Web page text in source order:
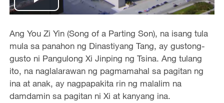
Play
Video
Ang You Zi Yin (Song of a Parting Son), na isang tula
mula sa panahon ng Dinastiyang Tang, ay gustong-
gusto ni Pangulong Xi Jinping ng Tsina. Ang tulang
ito, na naglalarawan ng pagmamahal sa pagitan ng
ina at anak, ay nagpapakita rin ng malalim na
damdamin sa pagitan ni Xi at kanyang ina.